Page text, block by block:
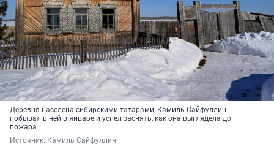
Деревня населена сибирскими татарами, Камиль Сайфуллин
побывал в ней в январе и успел заснять, как она выглядела до
пожара
Источник: Камиль Сайфуллин